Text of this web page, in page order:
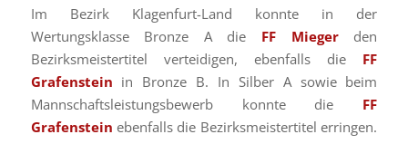
Im Bezirk Klagenfurt-Land konnte in der
Wertungsklasse Bronze A die FF Mieger den
Bezirksmeistertitel verteidigen, ebenfalls die FF
Grafenstein in Bronze B. In Silber A sowie beim
Mannschaftsleistungsbewerb konnte die FF
Grafenstein ebenfalls die Bezirksmeistertitel erringen.